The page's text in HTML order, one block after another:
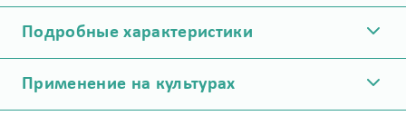
Подробные характеристики
Применение на культурах